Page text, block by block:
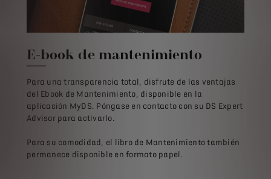
E-book de mantenimiento
Para una transparencia total, disfrute de las ventajas
del Ebook de Mantenimiento, disponible en la
aplicación MyDS. Póngase en contacto con su DS Expert
Advisor para activarlo.
Para su comodidad, el libro de Mantenimiento también
permanece disponible en formato papel.